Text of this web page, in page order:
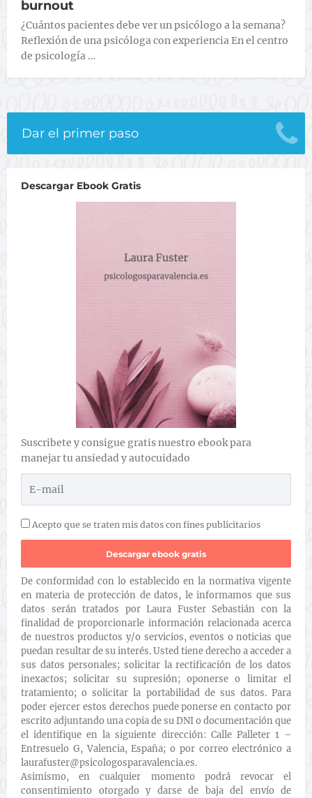
burnout
¿Cuántos pacientes debe ver un psicólogo a la semana?
Reflexión de una psicóloga con experiencia En el centro
de psicología …
Dar el primer paso
Descargar Ebook Gratis
Suscribete y consigue gratis nuestro ebook para
manejar tu ansiedad y autocuidado
Acepto que se traten mis datos con fines publicitarios
De conformidad con lo establecido en la normativa vigente
en materia de protección de datos, le informamos que sus
datos serán tratados por Laura Fuster Sebastián con la
finalidad de proporcionarle información relacionada acerca
de nuestros productos y/o servicios, eventos o noticias que
puedan resultar de su interés. Usted tiene derecho a acceder a
sus datos personales; solicitar la rectificación de los datos
inexactos; solicitar su supresión; oponerse o limitar el
tratamiento; o solicitar la portabilidad de sus datos. Para
poder ejercer estos derechos puede ponerse en contacto por
escrito adjuntando una copia de su DNI o documentación que
el identifique en la siguiente dirección: Calle Palleter 1 –
Entresuelo G, Valencia, España; o por correo electrónico a
laurafuster@psicologosparavalencia.es.
Asimismo, en cualquier momento podrá revocar el
consentimiento otorgado y darse de baja del envío de